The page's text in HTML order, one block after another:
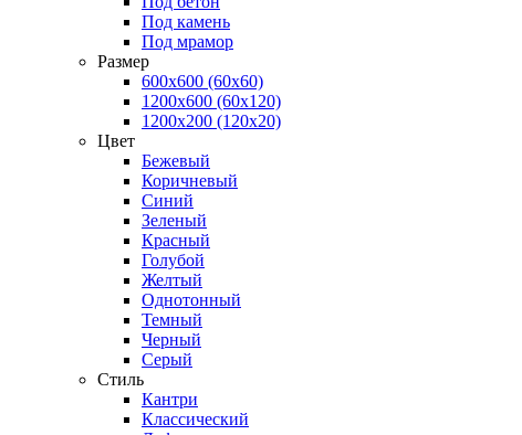
Под камень
Под мрамор
Размер
600х600 (60x60)
1200х600 (60x120)
1200х200 (120x20)
Цвет
Бежевый
Коричневый
Синий
Зеленый
Красный
Голубой
Желтый
Однотонный
Темный
Черный
Серый
Стиль
Кантри
Классический